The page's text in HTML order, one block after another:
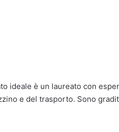
ideale è un laureato con
e del trasporto. Sono